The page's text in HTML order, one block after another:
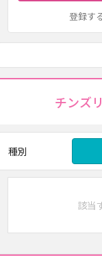
登録す
チンズ
種別
該当